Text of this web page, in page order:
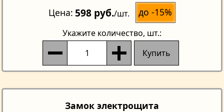
Цена 598 руб./шт. до -15%
Укажите количество, шт.:
Купить
Замок электрощита